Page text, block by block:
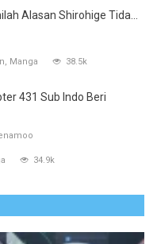
Alasan Shirohige Tida...
Manga 38.5k
431 Sub Indo Beri
34.9k